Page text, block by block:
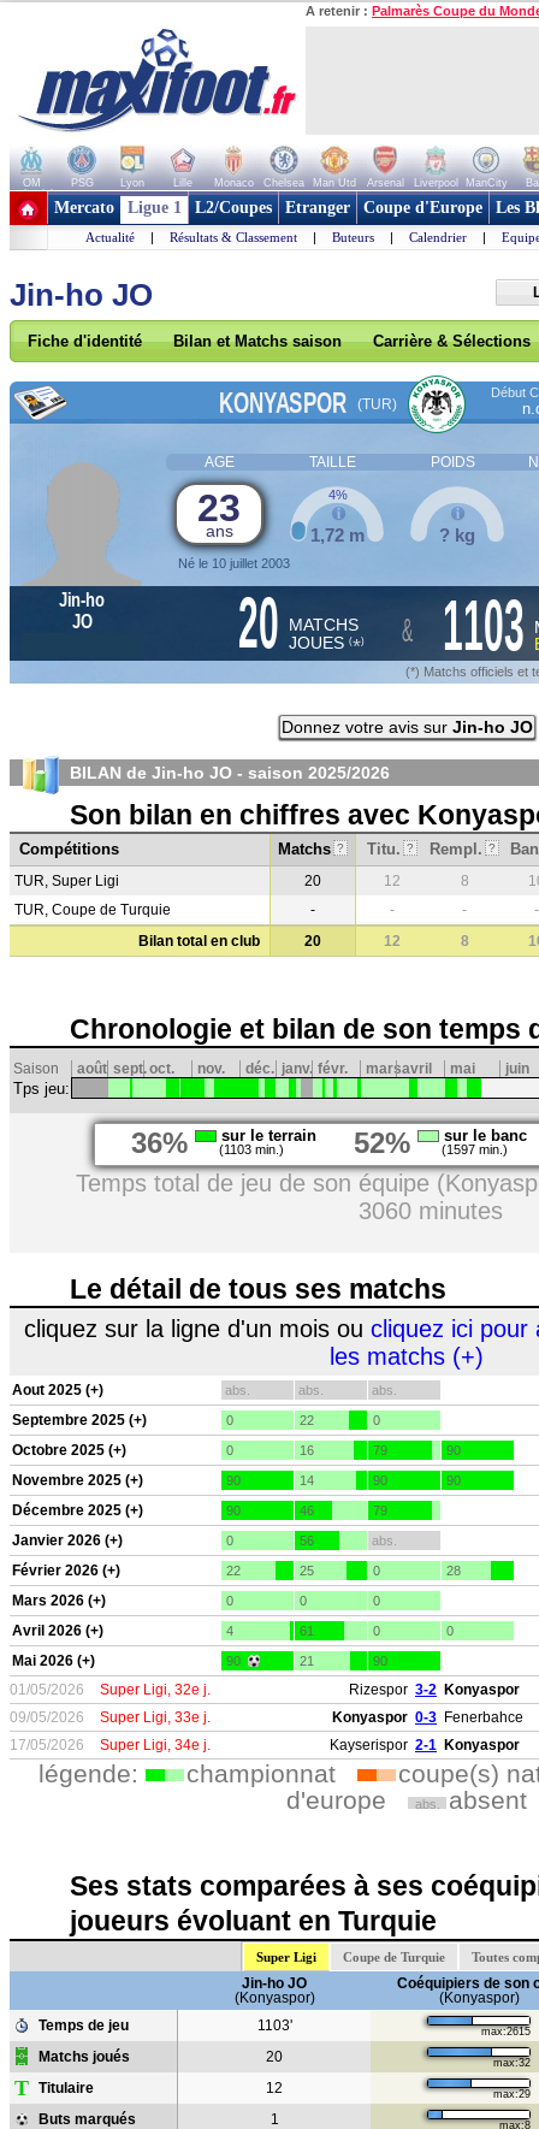
A retenir : Palmarès Coupe du
OM PSG Lyon Lille Monaco Chelsea Man Utd Arsenal Liverpool ManCity
+ de clubs
Mercato Ligue 1 L2/Coupes Etranger Coupe d'Europe Les
Actualité | Résultats & Classement | Buteurs | Calendrier |
Jin-ho JO
Fiche d'identité Bilan et Matchs saison Carrière & Sélections
KONYASPOR (TUR)
Début
AGE TAILLE POIDS
23
ans
Né le 10 juillet 2003
1,72 m
4%
? kg
Jin-ho
JO
20 MATCHS
JOUES (*) & 1103
(*) Matchs officiels et
Donnez votre avis sur Jin-ho JO
BILAN de Jin-ho JO - saison 2025/2026
Son bilan en chiffres avec
Compétitions Matchs ? Titu. ? Rempl. ?
TUR, Super Ligi 20 12 8
TUR, Coupe de Turquie
- - -
-
Bilan total en club
20 12 8
Chronologie et bilan de son temps
Saison août sept.oct. nov. déc. janv. févr. marsavril mai juin
Tps jeu:
36% sur le terrain
(1103 min.) 52% sur le banc
(1597 min.)
Temps total de jeu de son équipe
3060 minutes
Le détail de tous ses matchs
cliquez sur la ligne d'un mois ou cliquez ici pour
les matchs (+)
Aout 2025 (+) abs. abs. abs.
Septembre 2025 (+) 0 22 0
Octobre 2025 (+) 0 16 79 90
Novembre 2025 (+) 90 14 90 90
Décembre 2025 (+) 90 46 79
Janvier 2026 (+) 0 56 abs.
Février 2026 (+) 22 25 0 28
Mars 2026 (+) 0 0 0
Avril 2026 (+) 4 61 0 0
Mai 2026 (+) 90 21 90
01/05/2026 Super Ligi, 32e j. Rizespor 3-2 Konyaspor
09/05/2026
Super Ligi, 33e j. Konyaspor 0-3 Fenerbahce
17/05/2026
Super Ligi, 34e j. Kayserispor 2-1 Konyaspor
légende: championnat
coupe(s)
d'europe
abs. absent
Ses stats comparées à ses
joueurs évoluant en Turquie
Super Ligi Coupe de Turquie Toutes
Jin-ho JO
(Konyaspor)
Coéquipiers de son
(Konyaspor)
Temps de jeu
1103' max:2615
Matchs joués 20 max:32
T Titulaire 12 max:29
Buts marqués 1 max:8